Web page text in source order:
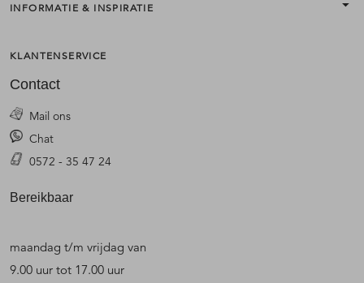
INFORMATIE & INSPIRATIE
KLANTENSERVICE
Contact
Mail ons
Chat
0572 - 35 47 24
Bereikbaar
maandag t/m vrijdag van
9.00 uur tot 17.00 uur